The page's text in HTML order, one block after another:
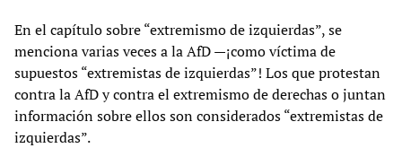
En el capítulo sobre “extremismo de izquierdas”, se
menciona varias veces a la AfD —¡como víctima de
supuestos “extremistas de izquierdas”! Los que protestan
contra la AfD y contra el extremismo de derechas o juntan
información sobre ellos son considerados “extremistas de
izquierdas”.